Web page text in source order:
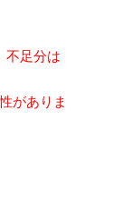
不足分は
がありま